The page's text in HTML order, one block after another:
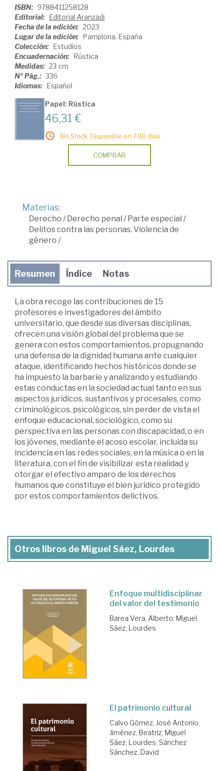
ISBN: 9788411258128
Editorial: Editorial Aranzadi
Fecha de la edición: 2023
Lugar de la edición: Pamplona. España
Colección: Estudios
Encuadernación: Rústica
Medidas: 23 cm
Nº Pág.: 336
Idiomas: Español
Papel: Rústica
46,31 €
Sin Stock. Disponible en 7/10 días.
COMPRAR
Materias:
Derecho / Derecho penal / Parte especial /
Delitos contra las personas. Violencia de
género /
Resumen Índice Notas
La obra recoge las contribuciones de 15
profesores e investigadores del ámbito
universitario, que desde sus diversas disciplinas,
ofrecen una visión global del problema que se
genera con estos comportamientos, propugnando
una defensa de la dignidad humana ante cualquier
ataque, identificando hechos históricos donde se
ha impuesto la barbarie y analizando y estudiando
estas conductas en la sociedad actual tanto en sus
aspectos jurídicos, sustantivos y procesales, como
criminológicos, psicológicos, sin perder de vista el
enfoque educacional, sociológico, como su
perspectiva en las personas con discapacidad, o en
los jóvenes, mediante el acoso escolar, incluida su
incidencia en las redes sociales, en la música o en la
literatura, con el fin de visibilizar esta realidad y
otorgar el efectivo amparo de los derechos
humanos que constituye el bien jurídico protegido
por estos comportamientos delictivos.
Otros libros de Miguel Sáez, Lourdes
Enfoque multidisciplinar
del valor del testimonio
Barea Vera, Alberto; Miguel
Sáez, Lourdes
El patrimonio cultural
Calvo Gómez, José Antonio;
Jiménez, Beatriz; Miguel
Sáez, Lourdes; Sánchez
Sánchez, David